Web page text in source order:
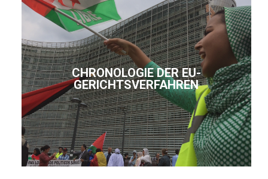
CHRONOLOGIE DER EU-
GERICHTSVERFAHREN